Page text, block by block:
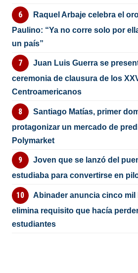
Raquel Arbaje celebra el
Paulino: “Ya no corre solo por
un país”
Juan Luis Guerra se
ceremonia de clausura de los
Centroamericanos
Santiago Matías, primer
protagonizar un mercado de
Polymarket
Joven que se lanzó del
estudiaba para convertirse en
Abinader anuncia cinco mil
elimina requisito que hacía
estudiantes